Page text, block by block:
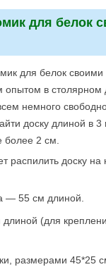
для белок
для белок
опытом в столярном
немного
доску длиной в
более 2 см.
распилить доску
— 55 см длиной.
(для
размерами 45*25